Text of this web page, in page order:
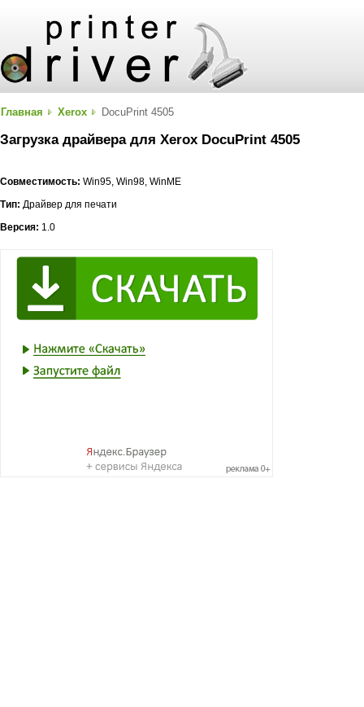
Главная Xerox DocuPrint 4505
Загрузка драйвера для Xerox DocuPrint 4505
Совместимость: Win95, Win98, WinME
Тип: Драйвер для печати
Версия: 1.0